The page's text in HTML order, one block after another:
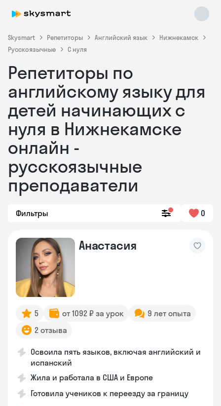
Skysmart Репетиторы Английский язык
Нижнекамск
Русскоязычные
С нуля
Репетиторы по
английскому языку для
детей начинающих с
нуля в Нижнекамске
онлайн -
русскоязычные
преподаватели
Фильтры 0
Анастасия
5 от 1092 ₽ за урок
9 лет опыта
2 отзыва
Освоила пять языков, включая английский и
испанский
Жила и работала в США и Европе
Готовила учеников к переезду за границу
Skysmart Chat